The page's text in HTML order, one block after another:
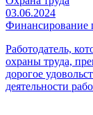
03.06.2024
Финансирование
Работодатель,
охраны труда,
дорогое
деятельности